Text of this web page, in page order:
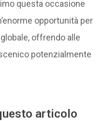
questa occasione
opportunità per
offrendo alle
potenzialmente
articolo